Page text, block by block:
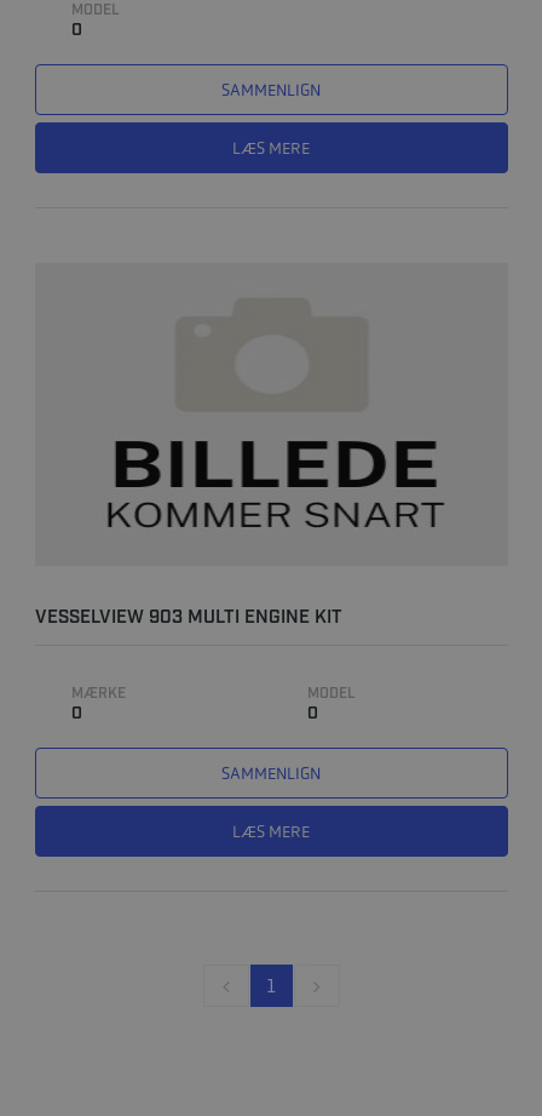
MODEL
0
SAMMENLIGN
LÆS MERE
VESSELVIEW 903 MULTI ENGINE KIT
MÆRKE
0
MODEL
0
SAMMENLIGN
LÆS MERE
1